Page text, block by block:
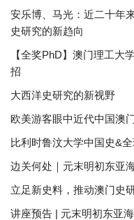
安乐博、马光：近二十年
史研究的新趋向
【全奖PhD】澳门理工大
招
大西洋史研究的新视野
欧美游客眼中近代中国澳
比利时鲁汶大学中国史&
边关何处｜元末明初东亚
立足新史料，推动澳门
讲座预告 | 元末明初东亚